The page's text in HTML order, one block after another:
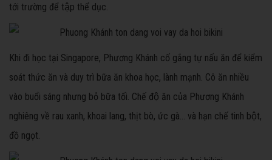
tới trường để tập thể dục.
Khi đi học tại Singapore, Phương Khánh cố gắng tự nấu ăn để kiểm
soát thức ăn và duy trì bữa ăn khoa học, lành mạnh. Cô ăn nhiều
vào buổi sáng nhưng bỏ bữa tối. Chế độ ăn của Phương Khánh
nghiêng về rau xanh, khoai lang, thịt bò, ức gà... và hạn chế tinh bột,
đồ ngọt.